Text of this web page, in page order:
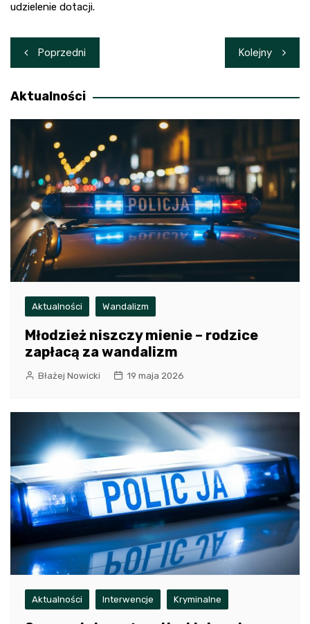
udzielenie dotacji.
Nawigacja
wpisu
Poprzedni Kolejny
Aktualności
Aktualności Wandalizm
Młodzież niszczy mienie – rodzice
zapłacą za wandalizm
Błażej Nowicki 19 maja 2026
Aktualności Interwencje Kryminalne